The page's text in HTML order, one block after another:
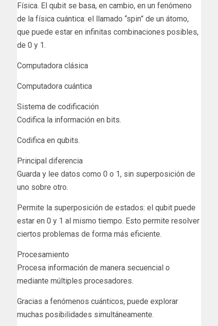
Física. El qubit se basa, en cambio, en un fenómeno
de la física cuántica: el llamado “spin” de un átomo,
que puede estar en infinitas combinaciones posibles,
de 0 y 1.
Computadora clásica
Computadora cuántica
Sistema de codificación
Codifica la información en bits.
Codifica en qubits.
Principal diferencia
Guarda y lee datos como 0 o 1, sin superposición de
uno sobre otro.
Permite la superposición de estados: el qubit puede
estar en 0 y 1 al mismo tiempo. Esto permite resolver
ciertos problemas de forma más eficiente.
Procesamiento
Procesa información de manera secuencial o
mediante múltiples procesadores.
Gracias a fenómenos cuánticos, puede explorar
muchas posibilidades simultáneamente.